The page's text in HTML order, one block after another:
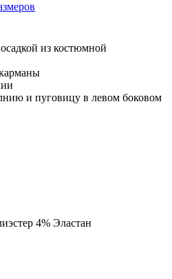
из костюмной
и пуговицу в левом боковом
4% Эластан